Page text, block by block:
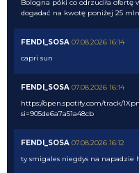
Bologna póki co odrzuciła ofertę
dogadać na kwotę poniżej 25
FENDI_SOSA 07.08.2026 16:14
capri sun
FENDI_SOSA 07.08.2026 16:14
https://open.spotify.com/track/
si=905de6a7a51a48cb
FENDI_SOSA 07.08.2026 16:12
ty smigales niegdys na napadzie